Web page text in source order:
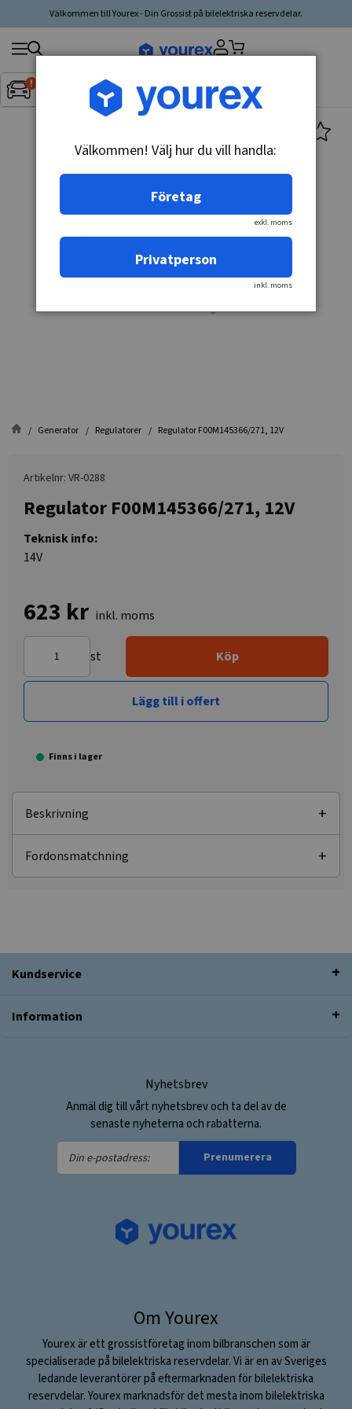
Välkommen till Yourex - Din Grossist på bilelektriska reservdelar.
Inget fordon valt▼
Sök
produkt,
tillverkare,
Generator Regulatorer Regulator F00M145366/271, 12V
Artikelnr: VR-0288
Regulator F00M145366/271, 12V
Teknisk info:
14V
623 kr inkl. moms
st Köp
Lägg till i offert
Finns i lager
Beskrivning
Fordonsmatchning
Kundservice
Information
Nyhetsbrev
Anmäl dig till vårt nyhetsbrev och ta del av de
senaste nyheterna och rabatterna.
Din
e-
Prenumerera
Om Yourex
Yourex är ett grossistföretag inom bilbranschen som är
specialiserade på bilelektriska reservdelar. Vi är en av Sveriges
ledande leverantörer på eftermarknaden för bilelektriska
reservdelar. Yourex marknadsför det mesta inom bilelektriska
Välkommen! Välj hur du vill handla:
Företag
exkl. moms
Privatperson
inkl. moms